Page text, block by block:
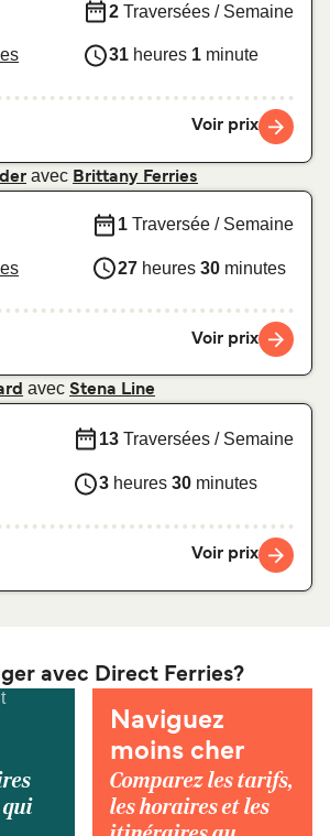
2 Traversées / Semaine
31 heures 1 minute
Voir prix
avec Brittany Ferries
1 Traversée / Semaine
27 heures 30 minutes
Voir prix
avec Stena Line
13 Traversées / Semaine
3 heures 30 minutes
Voir prix
avec Direct Ferries?
qui
Naviguez
moins cher
Comparez les tarifs,
les horaires et les